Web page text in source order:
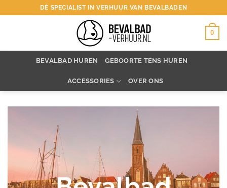
naar
DÉ SPECIALIST IN VERHUUR VAN BEVALBADEN
0
BEVALBAD HUREN GEBOORTE TENS HUREN
ACCESSORIES OVER ONS